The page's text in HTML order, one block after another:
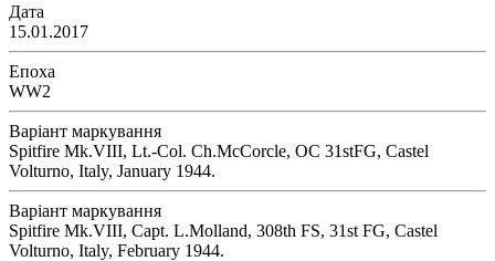
Дата
15.01.2017
Епоха
WW2
Варіант маркування
Spitfire Mk.VIII, Lt.-Col. Ch.McCorcle, OC 31stFG, Castel
Volturno, Italy, January 1944.
Варіант маркування
Spitfire Mk.VIII, Capt. L.Molland, 308th FS, 31st FG, Castel
Volturno, Italy, February 1944.